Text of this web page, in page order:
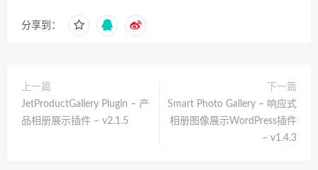
分享到：
上一篇
JetProductGallery Plugin – 产
品相册展示插件 – v2.1.5
下一篇
Smart Photo Gallery – 响应式
相册图像展示WordPress插件
– v1.4.3